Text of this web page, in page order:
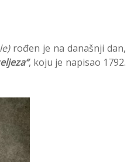
rođen je na današnji dan,
, koju je napisao 1792.